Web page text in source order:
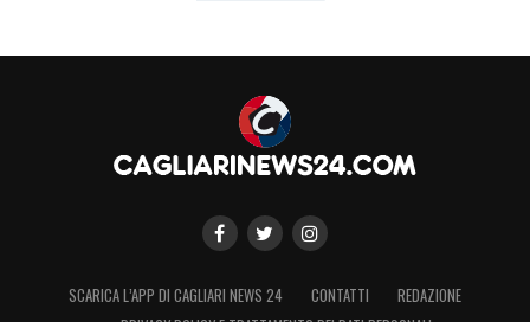
SCARICA L’APP DI CAGLIARI NEWS 24 CONTATTI
REDAZIONE